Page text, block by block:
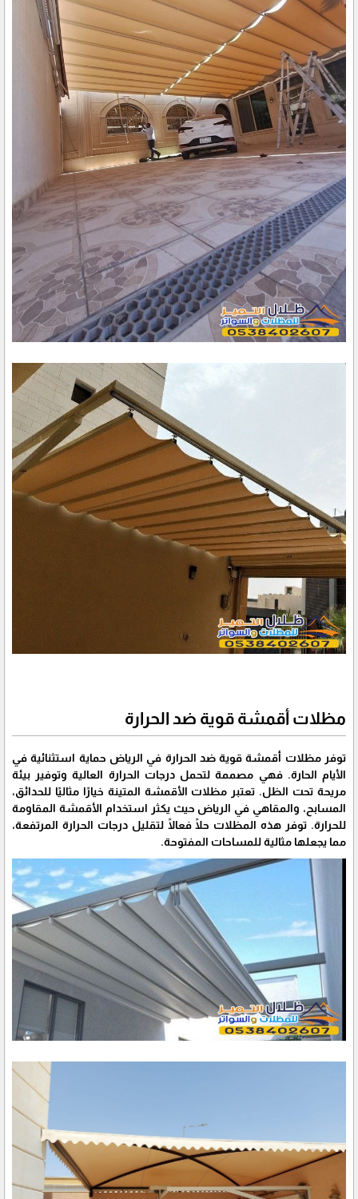
مظلات أقمشة قوية ضد الحرارة
توفر مظلات أقمشة قوية ضد الحرارة في الرياض حماية استثنائية في
الأيام الحارة. فهي مصممة لتحمل درجات الحرارة العالية وتوفير بيئة
مريحة تحت الظل. تعتبر مظلات الأقمشة المتينة خيارًا مثاليًا للحدائق،
المسابح، والمقاهي في الرياض حيث يكثر استخدام الأقمشة المقاومة
للحرارة. توفر هذه المظلات حلًا فعالًا لتقليل درجات الحرارة المرتفعة،
مما يجعلها مثالية للمساحات المفتوحة.